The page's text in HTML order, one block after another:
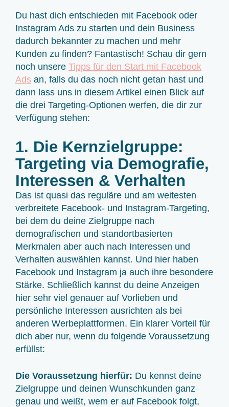
Du hast dich entschieden mit Facebook oder
Instagram Ads zu starten und dein Business
dadurch bekannter zu machen und mehr
Kunden zu finden? Fantastisch! Schau dir gern
noch unsere Tipps für den Start mit Facebook
Ads an, falls du das noch nicht getan hast und
dann lass uns in diesem Artikel einen Blick auf
die drei Targeting-Optionen werfen, die dir zur
Verfügung stehen:
1. Die Kernzielgruppe:
Targeting via Demografie,
Interessen & Verhalten
Das ist quasi das reguläre und am weitesten
verbreitete Facebook- und Instagram-Targeting,
bei dem du deine Zielgruppe nach
demografischen und standortbasierten
Merkmalen aber auch nach Interessen und
Verhalten auswählen kannst. Und hier haben
Facebook und Instagram ja auch ihre besondere
Stärke. Schließlich kannst du deine Anzeigen
hier sehr viel genauer auf Vorlieben und
persönliche Interessen ausrichten als bei
anderen Werbeplattformen. Ein klarer Vorteil für
dich aber nur, wenn du folgende Voraussetzung
erfüllst:
Die Voraussetzung hierfür: Du kennst deine
Zielgruppe und deinen Wunschkunden ganz
genau und weißt, wem er auf Facebook folgt,